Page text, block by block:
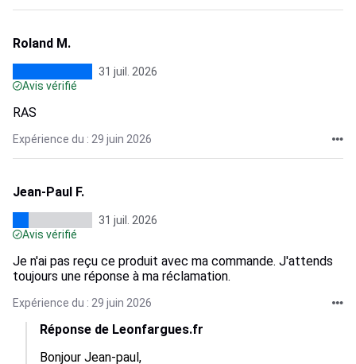
Roland M.
31 juil. 2026
Avis vérifié
RAS
Expérience du : 29 juin 2026
Jean-Paul F.
31 juil. 2026
Avis vérifié
Je n'ai pas reçu ce produit avec ma commande. J'attends
toujours une réponse à ma réclamation.
Expérience du : 29 juin 2026
Réponse de Leonfargues.fr
Bonjour Jean-paul,